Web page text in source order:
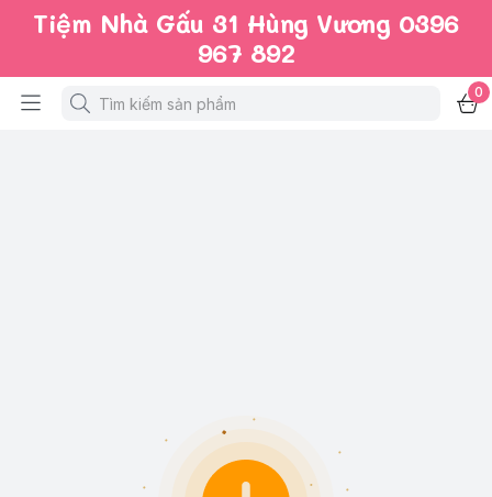
Tiệm Nhà Gấu 31 Hùng Vương 0396
967 892
0